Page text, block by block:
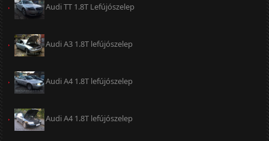
Audi TT 1.8T Lefújószelep
Audi A3 1.8T lefújószelep
Audi A4 1.8T lefújószelep
Audi A4 1.8T lefújószelep